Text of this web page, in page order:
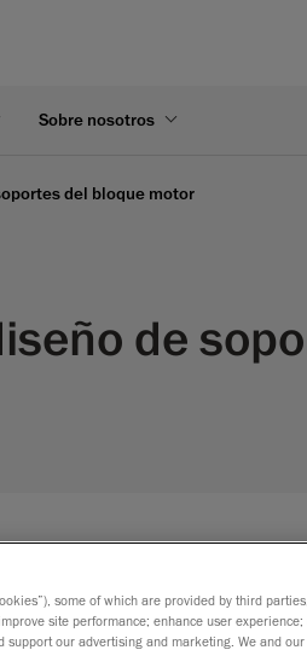
Sobre nosotros
del bloque motor
de
some of which are provided by third
site performance; enhance user
our advertising and marketing. We and